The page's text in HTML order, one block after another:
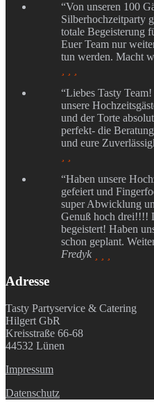
“Von unseren 100
Silberhochzeitparty
totale Begeisterung
Euer Team nur
tun werden. Macht
“Liebes Tasty
unsere
und der Torte
perfekt- die
und eure
“Haben unsere
gefeiert und
super Abwicklung
Genuß hoch drei!!!!
begeistert! Haben
schon geplant.
Fredyk
Adresse
Tasty Partyservice & Catering
Hilgert GbR
Kreisstraße 66-68
44532 Lünen
Impressum
Datenschutz